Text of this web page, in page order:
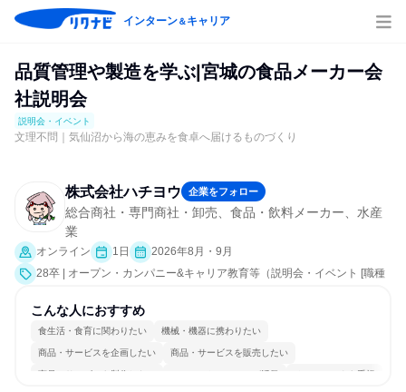
インターン＆キャリア
品質管理や製造を学ぶ|宮城の食品メーカー会
社説明会
説明会・イベント
文理不問｜気仙沼から海の恵みを食卓へ届けるものづくり
株式会社ハチヨウ 企業をフォロー
総合商社・専門商社・卸売、食品・飲料メーカー、水産
業
オンライン 1日
2026年8月・9月
28卒 | オープン・カンパニー&キャリア教育等（説明会・イベント [職種
こんな人におすすめ
食生活・食育に関わりたい 機械・機器に携わりたい
商品・サービスを企画したい 商品・サービスを販売したい
商品・サービスを製作したい コミュニケーションが活発 チームワークを重視